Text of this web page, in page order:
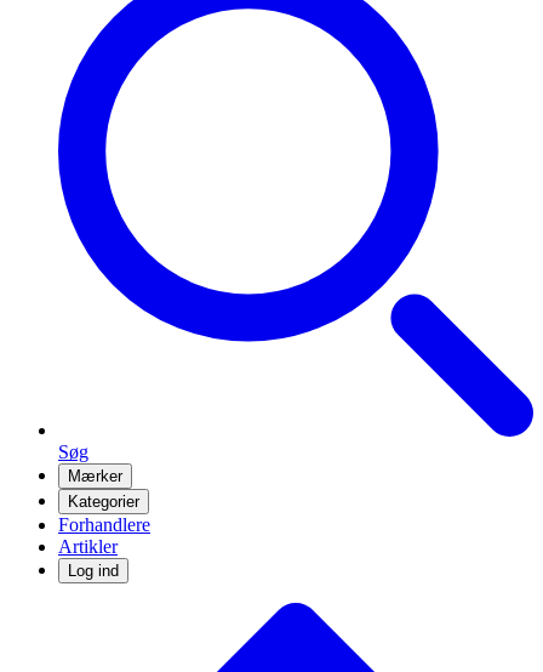
Søg
Mærker
Kategorier
Forhandlere
Artikler
Log ind